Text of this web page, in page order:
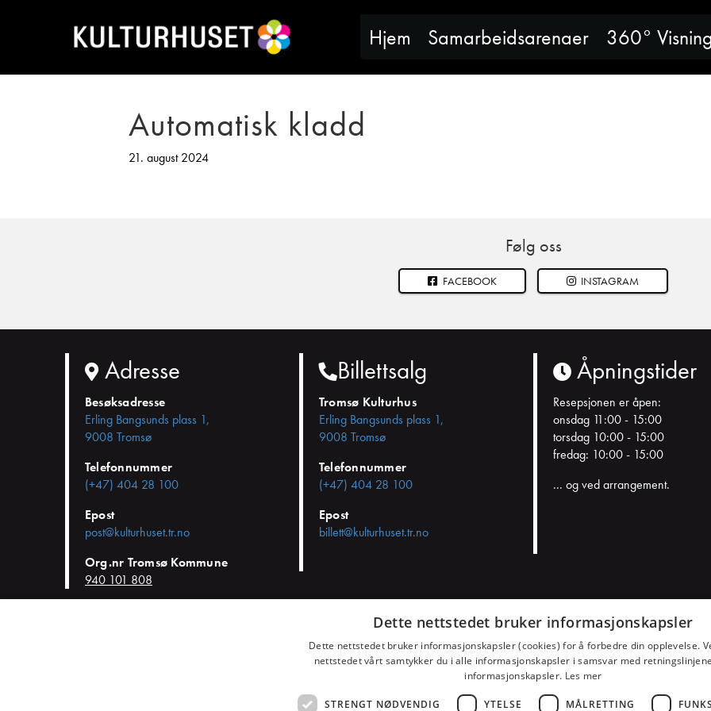
Hjem Samarbeidsarenaer 360° Visning
Automatisk kladd
21. august 2024
Følg oss
FACEBOOK INSTAGRAM
Adresse
Besøksadresse
Erling Bangsunds plass 1,
9008 Tromsø
Telefonnummer
(+47) 404 28 100
Epost
post@kulturhuset.tr.no
Org.nr Tromsø Kommune
940 101 808
Billettsalg
Tromsø Kulturhus
Erling Bangsunds plass 1,
9008 Tromsø
Telefonnummer
(+47) 404 28 100
Epost
billett@kulturhuset.tr.no
Åpningstider
Resepsjonen er åpen:
onsdag 11:00 - 15:00
torsdag 10:00 - 15:00
fredag: 10:00 - 15:00
... og ved arrangement.
Endre cookie-samtykketDette nettstedet bruker informasjonskapsler
Dette nettstedet bruker informasjonskapsler (cookies) for å forbedre din opplevelse.
nettstedet vårt samtykker du i alle informasjonskapsler i samsvar med
informasjonskapsler. Les mer
STRENGT NØDVENDIG YTELSE MÅLRETTING